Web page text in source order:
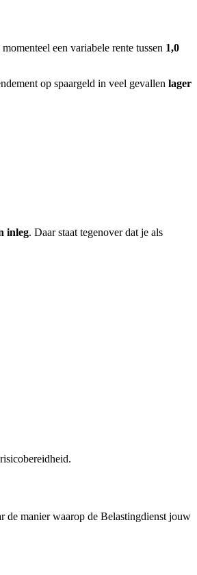
een variabele rente tussen 1,0
op spaargeld in veel gevallen lager
inleg. Daar staat tegenover dat je als
de manier waarop de Belastingdienst jouw